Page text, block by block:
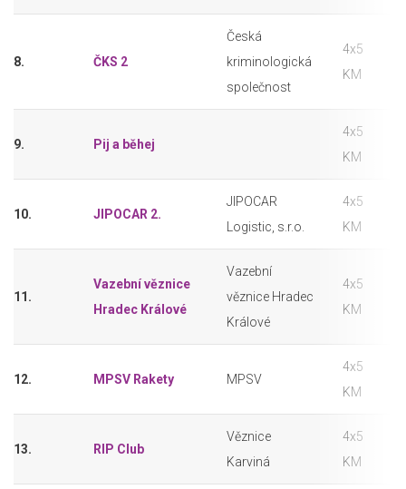
8. ČKS 2
Česká
kriminologická
společnost
4x5
KM
9. Pij a běhej
4x5
KM
10. JIPOCAR 2.
JIPOCAR
Logistic, s.r.o.
4x5
KM
11.
Vazební věznice
Hradec Králové
Vazební
věznice Hradec
Králové
4x5
KM
12. MPSV Rakety MPSV
4x5
KM
13. RIP Club
Věznice
Karviná
4x5
KM